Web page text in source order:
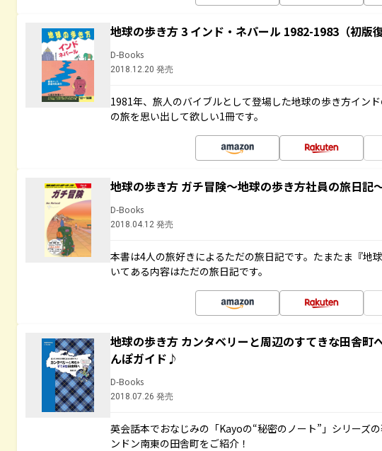
地球の歩き方 3 インド・ネパール 1982-1983（初版復
D-Books
2018.12.20 発売
1981年、旅人のバイブルとして登場した地球の歩き方イン
の旅を思い出して欲しい1冊です。
地球の歩き方 ガチ冒険～地球の歩き方社員の旅日記
D-Books
2018.04.12 発売
本書は4人の旅好きによるただの旅日記です。たまたま『地
いてある内容はただの旅日記です。
地球の歩き方 カンタベリーと周辺のすてきな田舎町
んぽガイド♪
D-Books
2018.07.26 発売
英会話本でおなじみの「Kayoの“秘密のノート”」シリーズ
ンドン南東の田舎町をご紹介！